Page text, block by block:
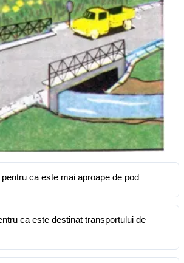
ca este mai aproape de pod
ca este destinat transportului de